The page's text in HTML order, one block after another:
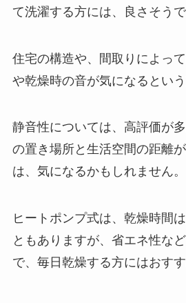
て洗濯する方には、良さそうで
住宅の構造や、間取りによっ
や乾燥時の音が気になるとい
静音性については、高評価が
の置き場所と生活空間の距離
は、気になるかもしれません。
ヒートポンプ式は、乾燥時間
ともありますが、省エネ性な
で、毎日乾燥する方にはおすす